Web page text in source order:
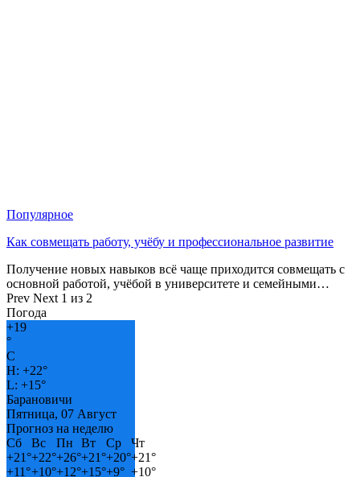
Популярное
Как совмещать работу, учёбу и профессиональное развитие
Получение новых навыков всё чаще приходится совмещать с
основной работой, учёбой в университете и семейными…
Prev Next 1 из 2
Погода
+19
°
C
H: +22°
L: +15°
Барановичи
Пятница, 07 Август
Прогноз на неделю
Сб
Вс Пн Вт Ср
Чт
+21°+22°+26°+21°+20°+21°
+11°+10°+12°+15°+9° +10°